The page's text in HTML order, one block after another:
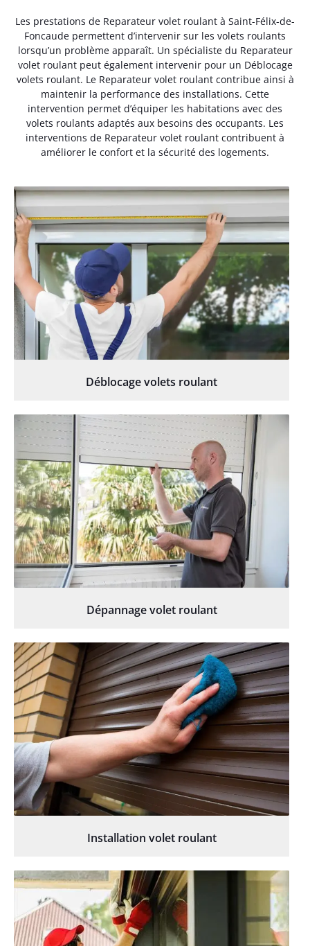
Les prestations de Reparateur volet roulant à Saint-Félix-de-
Foncaude permettent d’intervenir sur les volets roulants
lorsqu’un problème apparaît. Un spécialiste du Reparateur
volet roulant peut également intervenir pour un Déblocage
volets roulant. Le Reparateur volet roulant contribue ainsi à
maintenir la performance des installations. Cette
intervention permet d’équiper les habitations avec des
volets roulants adaptés aux besoins des occupants. Les
interventions de Reparateur volet roulant contribuent à
améliorer le confort et la sécurité des logements.
Déblocage volets roulant
Dépannage volet roulant
Installation volet roulant